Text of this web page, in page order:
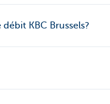
KBC Brussels?